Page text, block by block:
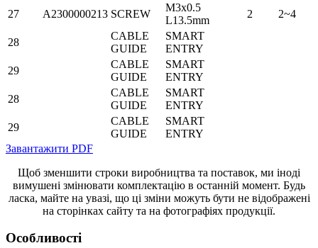
27
A2300000213 SCREW
M3x0.5
L13.5mm
2 2~4
28
CABLE
GUIDE
SMART
ENTRY
29
CABLE
GUIDE
SMART
ENTRY
28
CABLE
GUIDE
SMART
ENTRY
29
CABLE
GUIDE
SMART
ENTRY
Завантажити PDF
Щоб зменшити строки виробництва та поставок, ми іноді
вимушені змінювати комплектацію в останній момент. Будь
ласка, майте на увазі, що ці зміни можуть бути не відображені
на сторінках сайту та на фотографіях продукції.
Особливості